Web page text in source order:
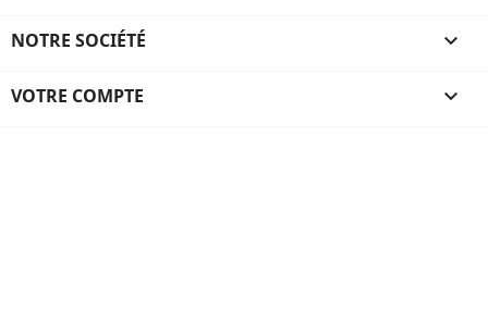
NOTRE SOCIÉTÉ 
VOTRE COMPTE 